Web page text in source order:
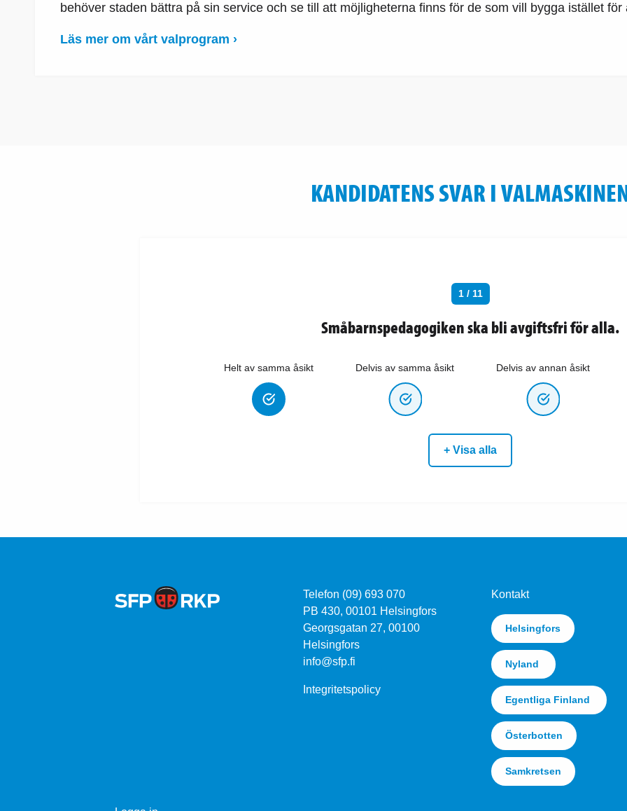
behöver staden bättra på sin service och se till att möjligheterna finns för de som vill bygga istället
Läs mer om vårt valprogram ›
KANDIDATENS SVAR I
1 / 11
Småbarnspedagogiken ska bli avgiftsfri för alla.
Helt av samma åsikt Delvis av samma åsikt Delvis av annan åsikt
+ Visa alla
Telefon (09) 693 070
PB 430, 00101 Helsingfors
Georgsgatan 27, 00100
Helsingfors
info@sfp.fi
Integritetspolicy
Kontakt
Helsingfors
Nyland
Egentliga Finland
Österbotten
Samkretsen